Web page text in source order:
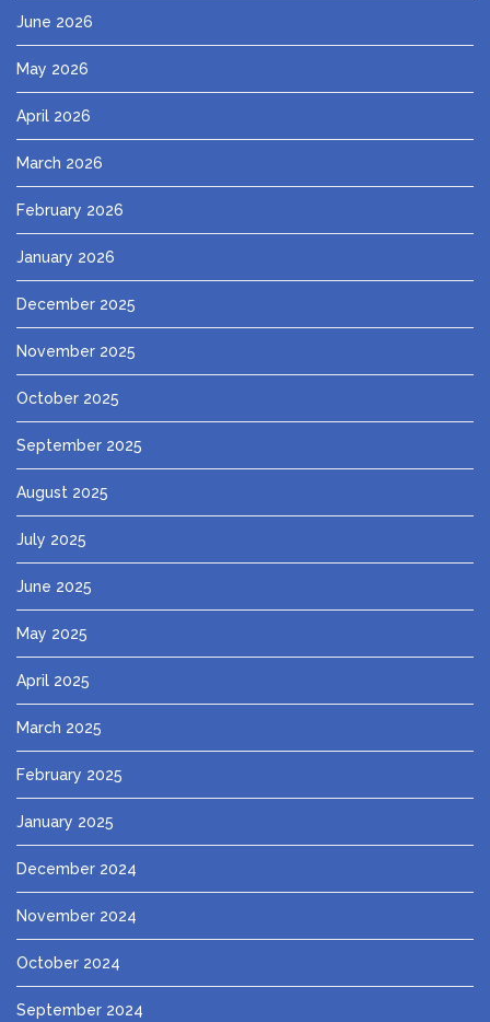
June 2026
May 2026
April 2026
March 2026
February 2026
January 2026
December 2025
November 2025
October 2025
September 2025
August 2025
July 2025
June 2025
May 2025
April 2025
March 2025
February 2025
January 2025
December 2024
November 2024
October 2024
September 2024